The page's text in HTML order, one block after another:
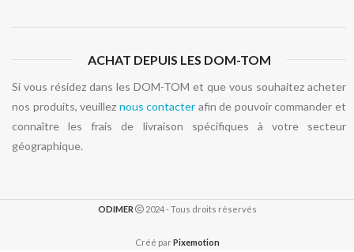
ACHAT DEPUIS LES DOM-TOM
Si vous résidez dans les DOM-TOM et que vous souhaitez acheter
nos produits, veuillez nous contacter afin de pouvoir commander et
connaître les frais de livraison spécifiques à votre secteur
géographique.
ODIMER 2024 - Tous droits réservés
Créé parPixemotion